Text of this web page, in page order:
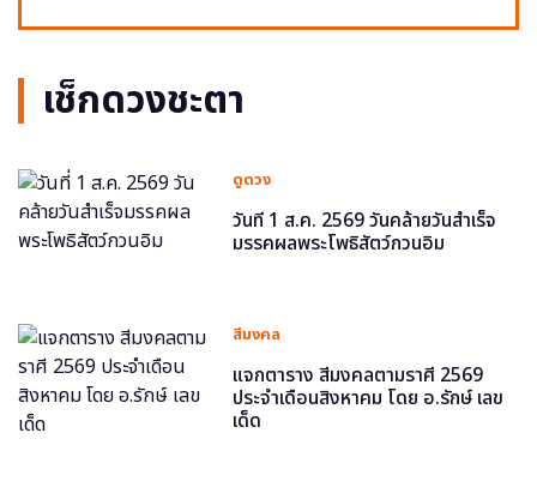
เช็กดวงชะตา
ดูดวง
วันที่ 1 ส.ค. 2569 วันคล้ายวันสำเร็จ
มรรคผลพระโพธิสัตว์กวนอิม
สีมงคล
แจกตาราง สีมงคลตามราศี 2569
ประจำเดือนสิงหาคม โดย อ.รักษ์ เลข
เด็ด